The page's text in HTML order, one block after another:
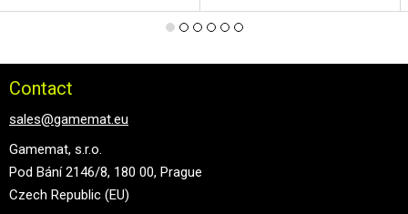
Contact
sales@gamemat.eu
Gamemat, s.r.o.
Pod Bání 2146/8, 180 00, Prague
Czech Republic (EU)